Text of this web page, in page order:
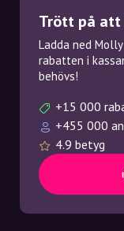
Trött på att
Ladda ned
rabatten i
behövs!
+15 000
+455 000
4.9 betyg